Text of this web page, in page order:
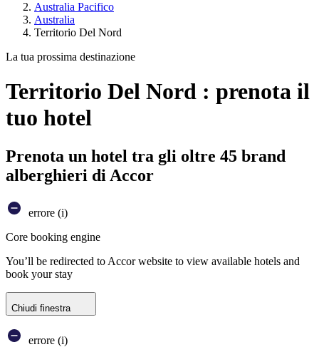
Australia Pacifico
Australia
Territorio Del Nord
La tua prossima destinazione
Territorio Del Nord : prenota il
tuo hotel
Prenota un hotel tra gli oltre 45 brand
alberghieri di Accor
errore (i)
Core booking engine
You’ll be redirected to Accor website to view available hotels and
book your stay
Chiudi finestra
errore (i)